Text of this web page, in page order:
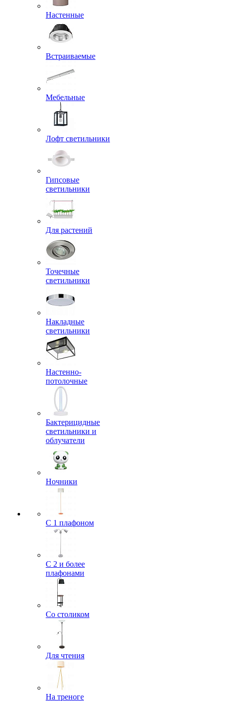
Настенные
Встраиваемые
Мебельные
Лофт светильники
Гипсовые
светильники
Для растений
Точечные
светильники
Накладные
светильники
Настенно-
потолочные
Бактерицидные
светильники и
облучатели
Ночники
С 1 плафоном
С 2 и более
плафонами
Со столиком
Для чтения
На треноге